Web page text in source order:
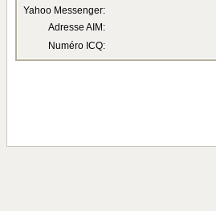
Yahoo Messenger:
Adresse AIM:
Numéro ICQ: